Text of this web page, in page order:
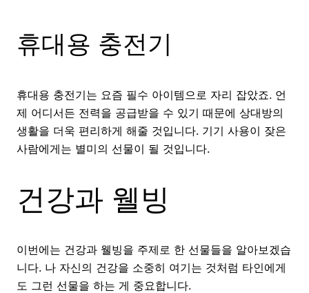
휴대용 충전기
휴대용 충전기는 요즘 필수 아이템으로 자리 잡았죠. 언
제 어디서든 전력을 공급받을 수 있기 때문에 상대방의
생활을 더욱 편리하게 해줄 것입니다. 기기 사용이 잦은
사람에게는 별미의 선물이 될 것입니다.
건강과 웰빙
이번에는 건강과 웰빙을 주제로 한 선물들을 알아보겠습
니다. 나 자신의 건강을 소중히 여기는 것처럼 타인에게
도 그런 선물을 하는 게 중요합니다.